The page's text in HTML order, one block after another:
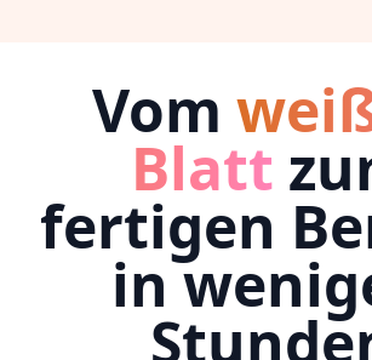
Vom
Blatt
fertigen
in